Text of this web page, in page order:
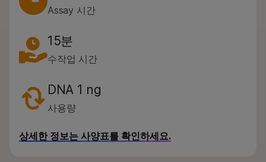
문의 사항Assay 시간
15분
수작업 시간
DNA 1 ng
사용량
상세한 정보는 사양표를 확인하세요.